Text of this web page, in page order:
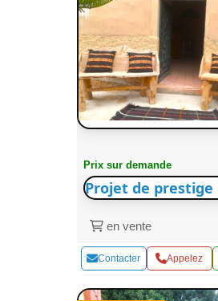
Prix sur demande
Projet de prestige
en vente
Contacter Appelez